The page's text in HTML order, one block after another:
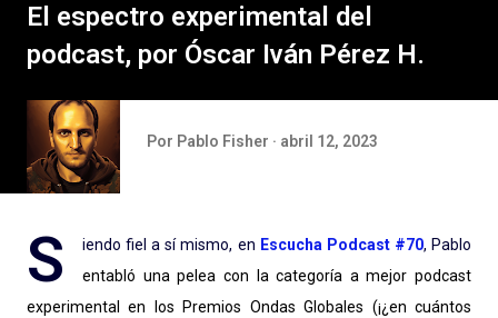
El espectro experimental del
podcast, por Óscar Iván Pérez H.
Por Pablo Fisher abril 12, 2023
S iendo fiel a sí mismo, en Escucha Podcast #70, Pablo
entabló una pelea con la categoría a mejor podcast
experimental en los Premios Ondas Globales (¡¿en cuántos